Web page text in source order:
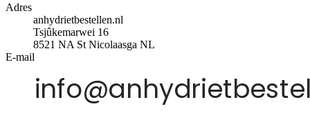
Adres
anhydrietbestellen.nl
Tsjûkemarwei 16
8521 NA St Nicolaasga NL
E-mail